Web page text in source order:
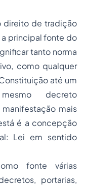
direito de tradição
principal fonte do
tanto norma
como qualquer
até um
decreto
mais
é a concepção
Lei em sentido
fonte várias
portarias,